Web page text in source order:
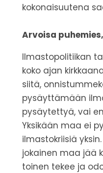
kokonaisuutena
Arvoisa puhemies,
Ilmastopolitiikan
koko ajan
siitä,
pysäyttämään
pysäytettyä, vai
Yksikään maa ei
ilmastokriisiä
jokainen maa jää
toinen tekee ja